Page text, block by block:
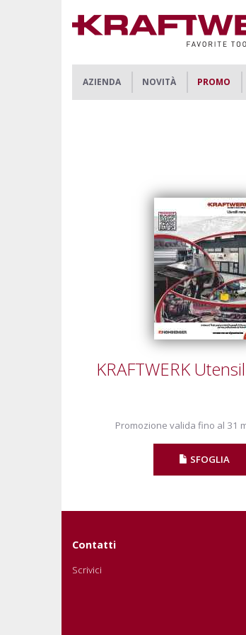
AZIENDA NOVITÀ PROMO
KRAFTWERK
Promozione valida fino al 31
SFOGLIA
Contatti
Scrivici